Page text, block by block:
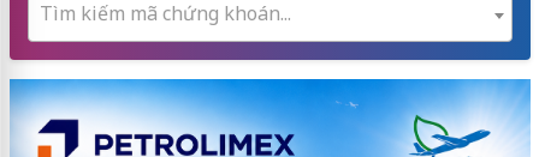
Tìm kiếm mã chứng khoán...